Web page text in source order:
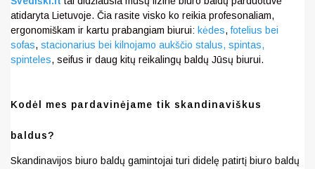
atidaryta Lietuvoje. Čia rasite visko ko reikia profesonaliam,
ergonomiškam ir kartu prabangiam biurui: kėdes,fotelius bei
sofas, stacionarius bei kilnojamo aukščio stalus, spintas,
spinteles, seifus ir daug kitų reikalingų baldų Jūsų biurui.
Kodėl mes pardavinėjame tik skandinaviškus
baldus?
Skandinavijos biuro baldų gamintojai turi didelę patirtį biuro baldų